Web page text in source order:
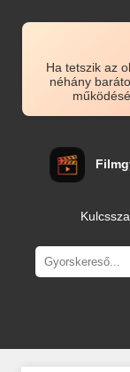
Ha tetszik az
néhány